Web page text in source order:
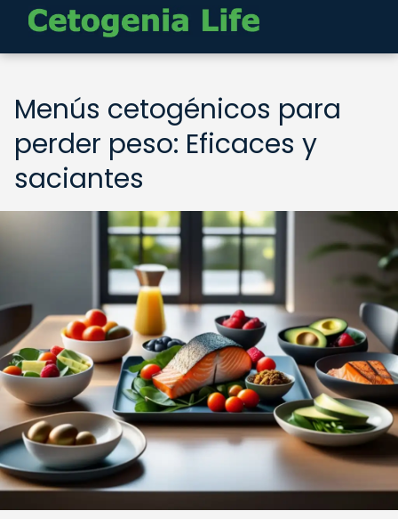
Menús cetogénicos para
perder peso: Eficaces y
saciantes